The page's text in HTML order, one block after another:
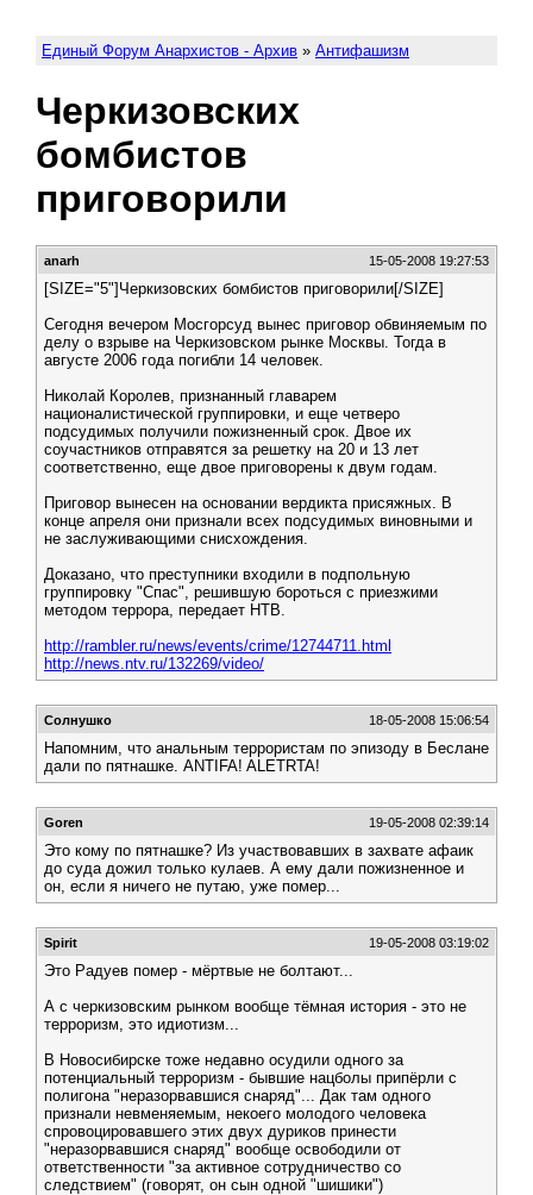
Единый Форум Анархистов - Архив » Антифашизм
Черкизовских
бомбистов
приговорили
anarh 15-05-2008 19:27:53
[SIZE="5"]Черкизовских бомбистов приговорили[/SIZE]
Сегодня вечером Мосгорсуд вынес приговор обвиняемым по
делу о взрыве на Черкизовском рынке Москвы. Тогда в
августе 2006 года погибли 14 человек.
Николай Королeв, признанный главарем
националистической группировки, и еще четверо
подсудимых получили пожизненный срок. Двое их
соучастников отправятся за решетку на 20 и 13 лет
соответственно, еще двое приговорены к двум годам.
Приговор вынесен на основании вердикта присяжных. В
конце апреля они признали всех подсудимых виновными и
не заслуживающими снисхождения.
Доказано, что преступники входили в подпольную
группировку "Спас", решившую бороться с приезжими
методом террора, передает НТВ.
http://rambler.ru/news/events/crime/12744711.html
http://news.ntv.ru/132269/video/
Солнушко 18-05-2008 15:06:54
Напомним, что анальным террористам по эпизоду в Беслане
дали по пятнашке. ANTIFA! ALETRTA!
Goren 19-05-2008 02:39:14
Это кому по пятнашке? Из участвовавших в захвате афаик
до суда дожил только кулаев. А ему дали пожизненное и
он, если я ничего не путаю, уже помер...
Spirit 19-05-2008 03:19:02
Это Радуев помер - мёртвые не болтают...
А с черкизовским рынком вообще тёмная история - это не
терроризм, это идиотизм...
В Новосибирске тоже недавно осудили одного за
потенциальный терроризм - бывшие нацболы припёрли с
полигона "неразорвавшися снаряд"... Дак там одного
признали невменяемым, некоего молодого человека
спровоцировавшего этих двух дуриков принести
"неразорвавшися снаряд" вообще освободили от
ответственности "за активное сотрудничество со
следствием" (говорят, он сын одной "шишики")